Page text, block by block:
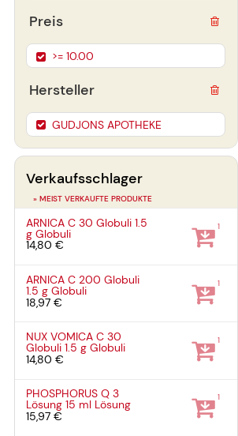
Preis
>= 10.00
Hersteller
GUDJONS APOTHEKE
Verkaufsschlager
» MEIST VERKAUFTE PRODUKTE
ARNICA C 30 Globuli1.5
gGlobuli
14,80 €
1
ARNICA C 200 Globuli
1.5 gGlobuli
18,97 €
1
NUX VOMICA C 30
Globuli1.5 gGlobuli
14,80 €
1
PHOSPHORUS Q 3
Lösung15 ml Lösung
15,97 €
1